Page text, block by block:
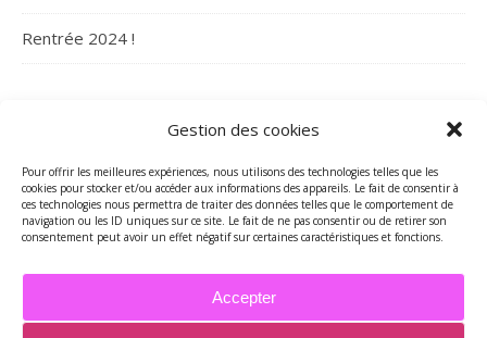
Gestion des cookies
Pour offrir les meilleures expériences, nous utilisons des technologies telles que les
cookies pour stocker et/ou accéder aux informations des appareils. Le fait de consentir à
ces technologies nous permettra de traiter des données telles que le comportement de
navigation ou les ID uniques sur ce site. Le fait de ne pas consentir ou de retirer son
consentement peut avoir un effet négatif sur certaines caractéristiques et fonctions.
Accepter
Rentrée 2024 !
ARCHIVES
Archives